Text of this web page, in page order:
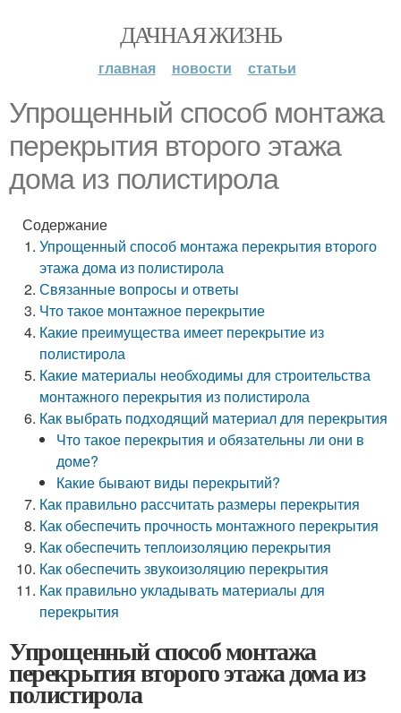
ДАЧНАЯ ЖИЗНЬ
главная новости статьи
Упрощенный способ монтажа
перекрытия второго этажа
дома из полистирола
Содержание
Упрощенный способ монтажа перекрытия второго
этажа дома из полистирола
Связанные вопросы и ответы
Что такое монтажное перекрытие
Какие преимущества имеет перекрытие из
полистирола
Какие материалы необходимы для строительства
монтажного перекрытия из полистирола
Как выбрать подходящий материал для перекрытия
Что такое перекрытия и обязательны ли они в
доме?
Какие бывают виды перекрытий?
Как правильно рассчитать размеры перекрытия
Как обеспечить прочность монтажного перекрытия
Как обеспечить теплоизоляцию перекрытия
Как обеспечить звукоизоляцию перекрытия
Как правильно укладывать материалы для
перекрытия
Упрощенный способ монтажа
перекрытия второго этажа дома из
полистирола